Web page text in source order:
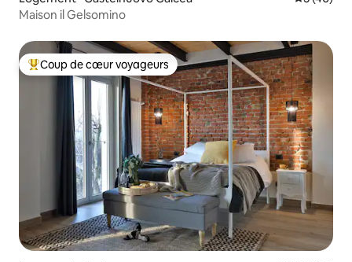
Maison il Gelsomino
Coup de cœur voyageurs parmi les plus aimés
Coup de cœur voyageurs